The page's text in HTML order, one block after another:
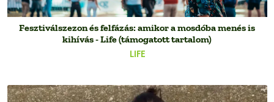
LIFE
Fesztiválszezon és felfázás: amikor a mosdóba menés is
kihívás - Life (támogatott tartalom)